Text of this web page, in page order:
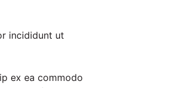
incididunt ut
ex ea commodo